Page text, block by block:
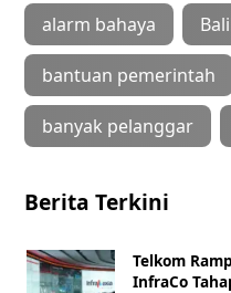
alarm bahaya
bantuan pemerintah
banyak pelanggar
Berita Terkini
Telkom
InfraCo